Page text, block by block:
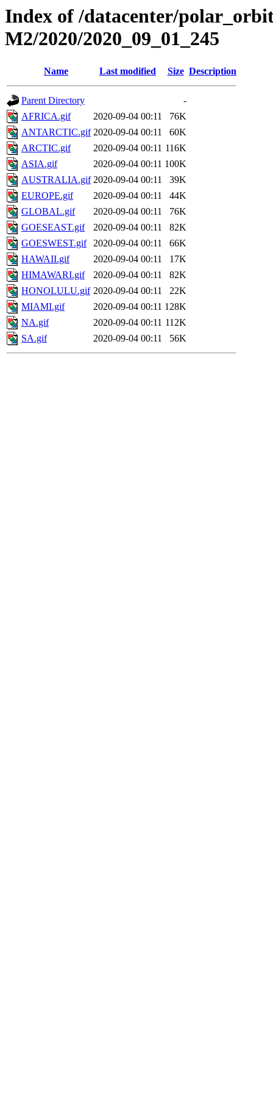
Index of /datacenter/
M2/2020/2020_09_01_245
Name Last modified Size Description
Parent Directory
-
AFRICA.gif
2020-09-04 00:11
76K
ANTARCTIC.gif 2020-09-04 00:11
60K
ARCTIC.gif
2020-09-04 00:11 116K
ASIA.gif
2020-09-04 00:11 100K
AUSTRALIA.gif 2020-09-04 00:11
39K
EUROPE.gif
2020-09-04 00:11
44K
GLOBAL.gif
2020-09-04 00:11
76K
GOESEAST.gif
2020-09-04 00:11
82K
GOESWEST.gif
2020-09-04 00:11
66K
HAWAII.gif
2020-09-04 00:11
17K
HIMAWARI.gif
2020-09-04 00:11
82K
HONOLULU.gif 2020-09-04 00:11
22K
MIAMI.gif
2020-09-04 00:11 128K
NA.gif
2020-09-04 00:11 112K
SA.gif
2020-09-04 00:11 56K